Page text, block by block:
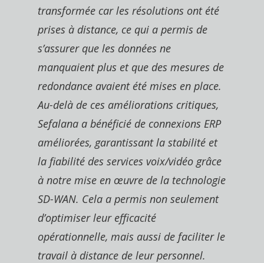
transformée car les résolutions ont été
prises à distance, ce qui a permis de
s’assurer que les données ne
manquaient plus et que des mesures de
redondance avaient été mises en place.
Au-delà de ces améliorations critiques,
Sefalana a bénéficié de connexions ERP
améliorées, garantissant la stabilité et
la fiabilité des services voix/vidéo grâce
à notre mise en œuvre de la technologie
SD-WAN. Cela a permis non seulement
d’optimiser leur efficacité
opérationnelle, mais aussi de faciliter le
travail à distance de leur personnel.